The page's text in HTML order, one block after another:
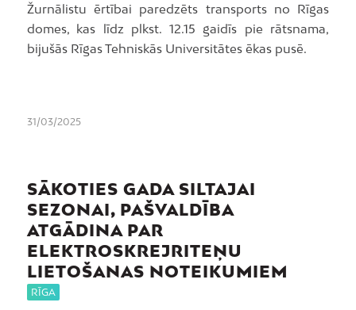
Žurnālistu ērtībai paredzēts transports no Rīgas
domes, kas līdz plkst. 12.15 gaidīs pie rātsnama,
bijušās Rīgas Tehniskās Universitātes ēkas pusē.
31/03/2025
SĀKOTIES GADA SILTAJAI
SEZONAI, PAŠVALDĪBA
ATGĀDINA PAR
ELEKTROSKREJRITEŅU
LIETOŠANAS NOTEIKUMIEM
RĪGA